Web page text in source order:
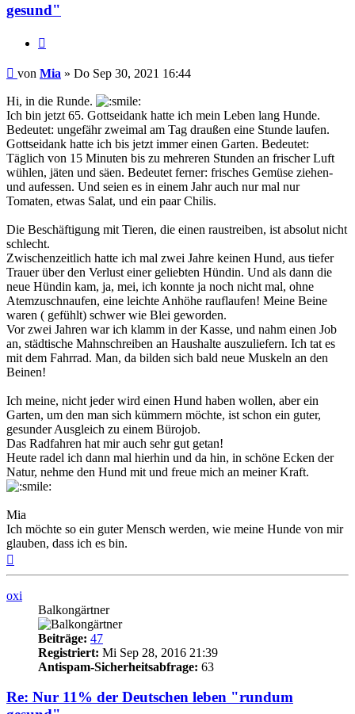
gesund"
Beitrag
von Mia » Do Sep 30, 2021 16:44
Hi, in die Runde.
Ich bin jetzt 65. Gottseidank hatte ich mein Leben lang Hunde.
Bedeutet: ungefähr zweimal am Tag draußen eine Stunde laufen.
Gottseidank hatte ich bis jetzt immer einen Garten. Bedeutet:
Täglich von 15 Minuten bis zu mehreren Stunden an frischer Luft
wühlen, jäten und säen. Bedeutet ferner: frisches Gemüse ziehen-
und aufessen. Und seien es in einem Jahr auch nur mal nur
Tomaten, etwas Salat, und ein paar Chilis.
Die Beschäftigung mit Tieren, die einen raustreiben, ist absolut nicht
schlecht.
Zwischenzeitlich hatte ich mal zwei Jahre keinen Hund, aus tiefer
Trauer über den Verlust einer geliebten Hündin. Und als dann die
neue Hündin kam, ja, mei, ich konnte ja noch nicht mal, ohne
Atemzuschnaufen, eine leichte Anhöhe rauflaufen! Meine Beine
waren ( gefühlt) schwer wie Blei geworden.
Vor zwei Jahren war ich klamm in der Kasse, und nahm einen Job
an, städtische Mahnschreiben an Haushalte auszuliefern. Ich tat es
mit dem Fahrrad. Man, da bilden sich bald neue Muskeln an den
Beinen!
Ich meine, nicht jeder wird einen Hund haben wollen, aber ein
Garten, um den man sich kümmern möchte, ist schon ein guter,
gesunder Ausgleich zu einem Bürojob.
Das Radfahren hat mir auch sehr gut getan!
Heute radel ich dann mal hierhin und da hin, in schöne Ecken der
Natur, nehme den Hund mit und freue mich an meiner Kraft.
Mia
Ich möchte so ein guter Mensch werden, wie meine Hunde von mir
glauben, dass ich es bin.
oxi
Balkongärtner
Beiträge: 47
Registriert: Mi Sep 28, 2016 21:39
Antispam-Sicherheitsabfrage: 63
Re: Nur 11% der Deutschen leben "rundum